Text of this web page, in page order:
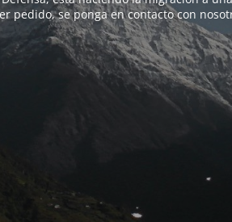
pedido, se ponga en contacto con